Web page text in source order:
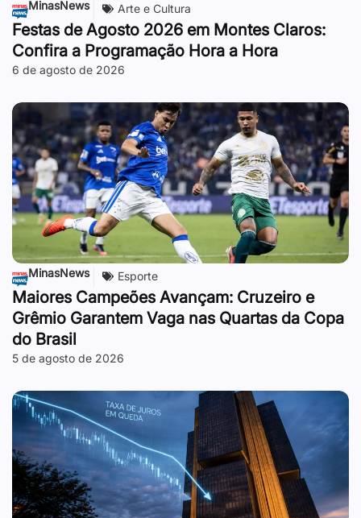
MinasNews Arte e Cultura
Festas de Agosto 2026 em Montes Claros:
Confira a Programação Hora a Hora
6 de agosto de 2026
MinasNews Esporte
Maiores Campeões Avançam: Cruzeiro e
Grêmio Garantem Vaga nas Quartas da Copa
do Brasil
5 de agosto de 2026